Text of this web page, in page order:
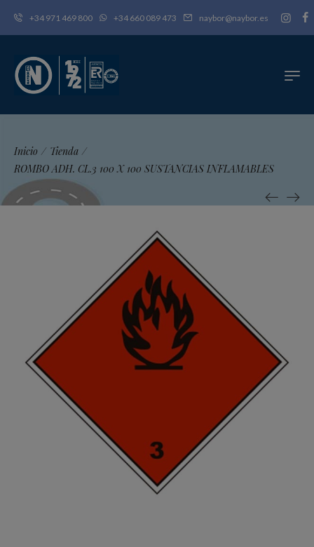
+34 971 469 800 +34 660 089 473 naybor@naybor.es
Inicio / Tienda /
ROMBO ADH. CL.3 100 X 100 SUSTANCIAS INFLAMABLES